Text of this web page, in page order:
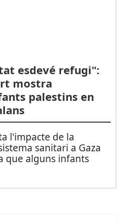
esdevé refugi":
mostra
palestins en
l'impacte de la
sanitari a Gaza
que alguns infants